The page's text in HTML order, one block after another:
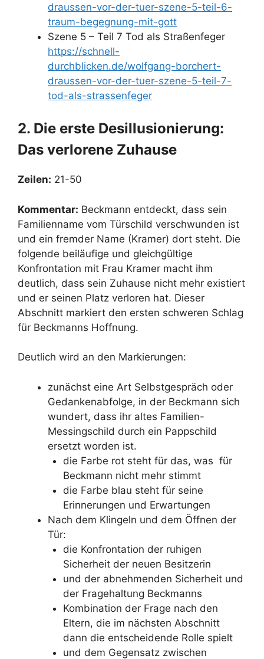
draussen-vor-der-tuer-szene-5-teil-6-
traum-begegnung-mit-gott
Szene 5 – Teil 7 Tod als Straßenfeger
https://schnell-
durchblicken.de/wolfgang-borchert-
draussen-vor-der-tuer-szene-5-teil-7-
tod-als-strassenfeger
2. Die erste Desillusionierung:
Das verlorene Zuhause
Zeilen: 21-50
Kommentar: Beckmann entdeckt, dass sein
Familienname vom Türschild verschwunden ist
und ein fremder Name (Kramer) dort steht. Die
folgende beiläufige und gleichgültige
Konfrontation mit Frau Kramer macht ihm
deutlich, dass sein Zuhause nicht mehr existiert
und er seinen Platz verloren hat. Dieser
Abschnitt markiert den ersten schweren Schlag
für Beckmanns Hoffnung.
Deutlich wird an den Markierungen:
zunächst eine Art Selbstgespräch oder
Gedankenabfolge, in der Beckmann sich
wundert, dass ihr altes Familien-
Messingschild durch ein Pappschild
ersetzt worden ist.
die Farbe rot steht für das, was für
Beckmann nicht mehr stimmt
die Farbe blau steht für seine
Erinnerungen und Erwartungen
Nach dem Klingeln und dem Öffnen der
Tür:
die Konfrontation der ruhigen
Sicherheit der neuen Besitzerin
und der abnehmenden Sicherheit und
der Fragehaltung Beckmanns
Kombination der Frage nach den
Eltern, die im nächsten Abschnitt
dann die entscheidende Rolle spielt
und dem Gegensatz zwischen